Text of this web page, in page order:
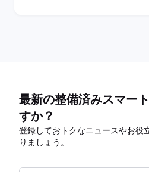
最新の整備済みスマー
すか？
登録しておトクなニュースやお役
りましょう。